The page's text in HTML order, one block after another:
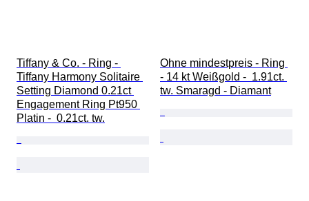
Tiffany & Co. - Ring -
Tiffany Harmony Solitaire
Setting Diamond 0.21ct
Engagement Ring Pt950
Platin -  0.21ct. tw.
Ohne mindestpreis - Ring
- 14 kt Weißgold -  1.91ct.
tw. Smaragd - Diamant